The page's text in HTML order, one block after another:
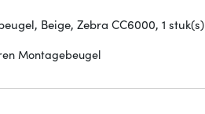
Beige, Zebra CC6000, 1 stuk(s)
Montagebeugel